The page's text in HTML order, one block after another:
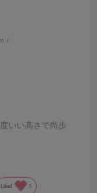
いい高さで尚歩
で二足目購入し
しました。
Like! 3